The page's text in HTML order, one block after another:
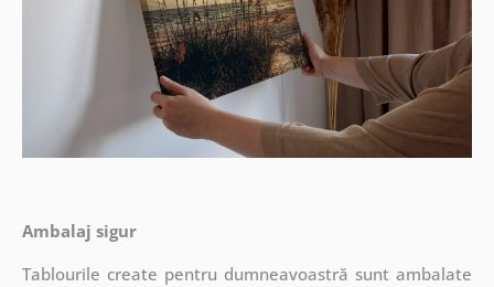
Ambalaj sigur
Tablourile create pentru dumneavoastră sunt ambalate